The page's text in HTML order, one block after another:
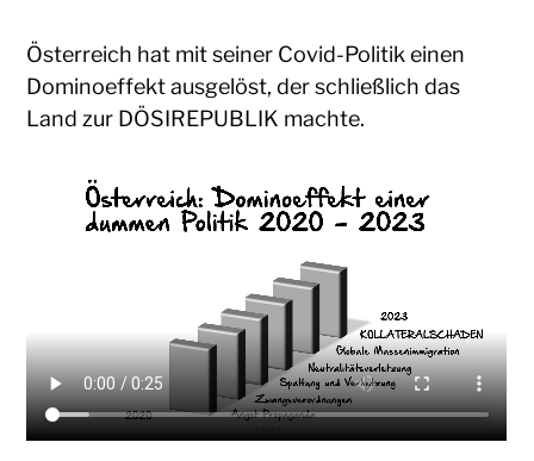
Österreich hat mit seiner Covid-Politik einen
Dominoeffekt ausgelöst, der schließlich das
Land zur DÖSIREPUBLIK machte.